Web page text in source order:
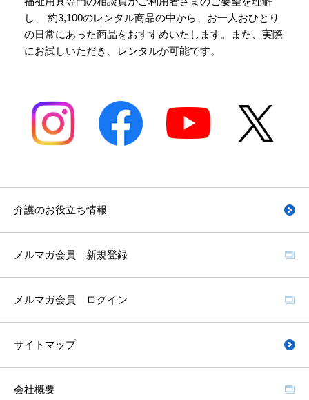
し、
約3,100のレンタル商品の中から、お一人おひとり
の日常にあった商品をおすすめいたします。
また、実際
にお試しいただき、レンタルが可能です。
介護のお役立ち情報
メルマガ会員 新規登録
メルマガ会員 ログイン
サイトマップ
会社概要